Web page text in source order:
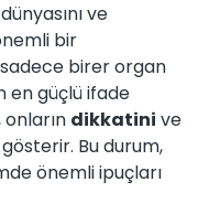
ve
bir
birer organ
en güçlü ifade
onların dikkatini ve
Bu durum,
önemli ipuçları